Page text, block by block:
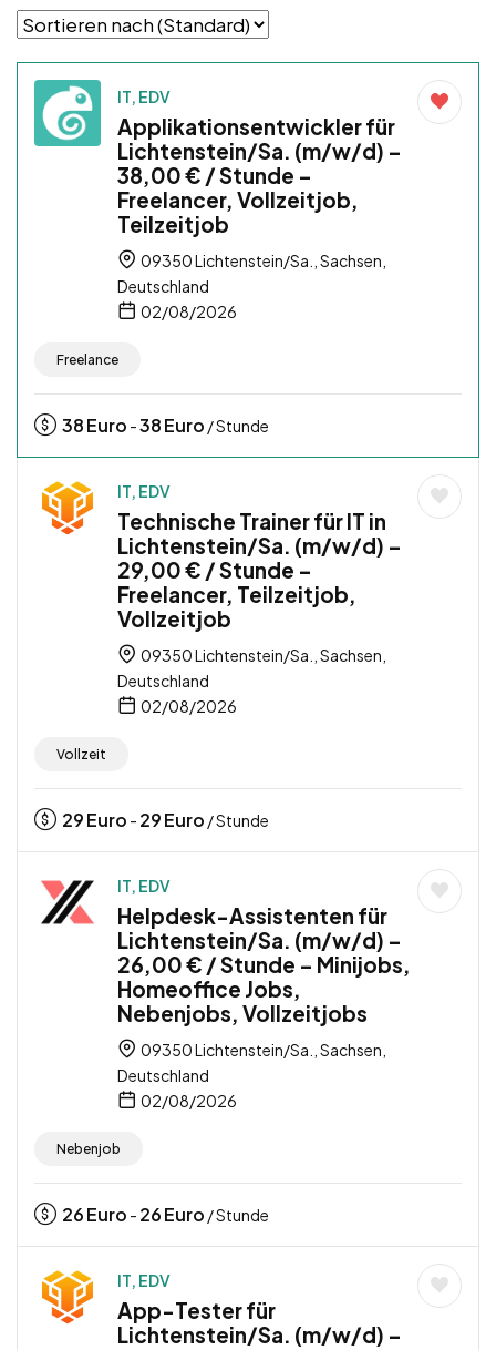
IT, EDV
Applikationsentwickler für
Lichtenstein/Sa. (m/w/d) –
38,00 € / Stunde –
Freelancer, Vollzeitjob,
Teilzeitjob
09350 Lichtenstein/Sa., Sachsen,
Deutschland
02/08/2026
Freelance
38Euro -38Euro / Stunde
IT, EDV
Technische Trainer für IT in
Lichtenstein/Sa. (m/w/d) –
29,00 € / Stunde –
Freelancer, Teilzeitjob,
Vollzeitjob
09350 Lichtenstein/Sa., Sachsen,
Deutschland
02/08/2026
Vollzeit
29Euro - 29Euro / Stunde
IT, EDV
Helpdesk-Assistenten für
Lichtenstein/Sa. (m/w/d) –
26,00 € / Stunde – Minijobs,
Homeoffice Jobs,
Nebenjobs, Vollzeitjobs
09350 Lichtenstein/Sa., Sachsen,
Deutschland
02/08/2026
Nebenjob
26Euro - 26Euro / Stunde
IT, EDV
App-Tester für
Lichtenstein/Sa. (m/w/d) –